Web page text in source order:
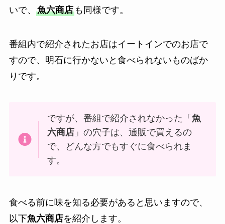
いで、 魚六商店も同様です。
番組内で紹介されたお店はイートインでのお店で
すので、明石に行かないと食べられないものばか
りです。
ですが、番組で紹介されなかった「魚
六商店 」の穴子は、通販で買えるの
で、どんな方でもすぐに食べられま
す。
食べる前に味を知る必要があると思いますので、
以下魚六商店を紹介します。